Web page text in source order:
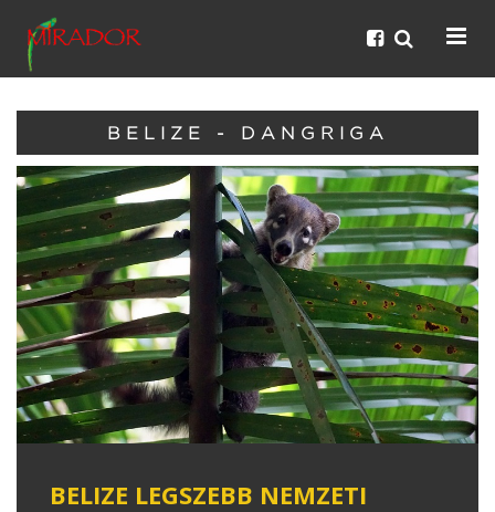
BELIZE - DANGRIGA
BELIZE LEGSZEBB NEMZETI